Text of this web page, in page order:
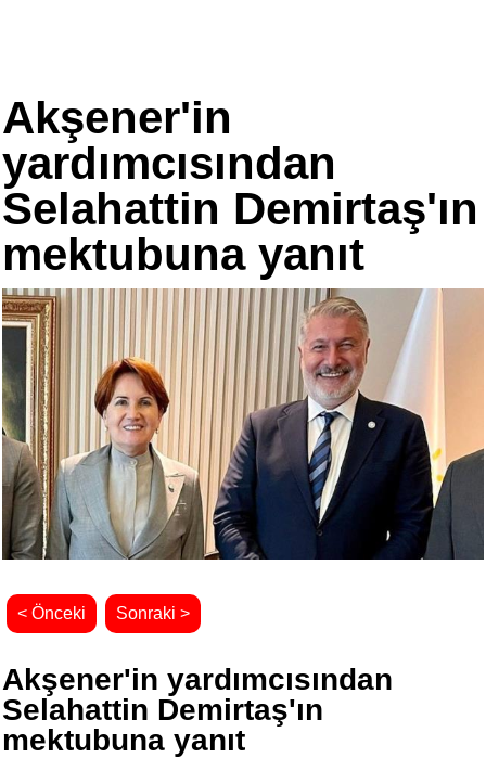
Akşener'in
yardımcısından
Selahattin Demirtaş'ın
mektubuna yanıt
< Önceki Sonraki >
Akşener'in yardımcısından
Selahattin Demirtaş'ın
mektubuna yanıt